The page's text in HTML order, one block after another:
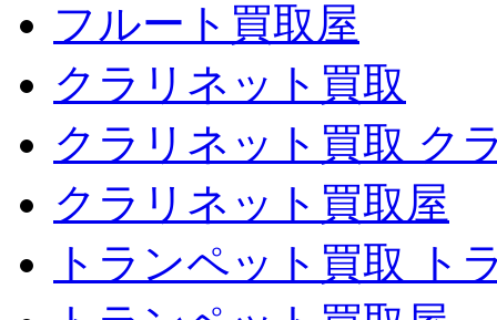
フルート買取屋
クラリネット買取
クラリネット買取 ク
クラリネット買取屋
トランペット買取 ト